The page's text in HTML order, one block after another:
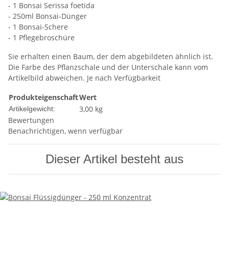
- 1 Bonsai Serissa foetida
- 250ml Bonsai-Dünger
- 1 Bonsai-Schere
- 1 Pflegebroschüre
Sie erhalten einen Baum, der dem abgebildeten ähnlich ist.
Die Farbe des Pflanzschale und der Unterschale kann vom
Artikelbild abweichen. Je nach Verfügbarkeit
ProdukteigenschaftWert
Artikelgewicht: 3,00 kg
Bewertungen
Benachrichtigen, wenn verfügbar
Dieser Artikel besteht aus